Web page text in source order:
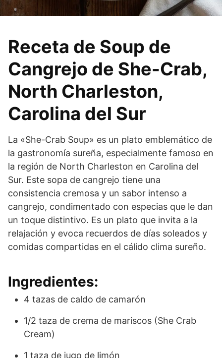
Receta de Soup de
Cangrejo de She-Crab,
North Charleston,
Carolina del Sur
La «She-Crab Soup» es un plato emblemático de
la gastronomía sureña, especialmente famoso en
la región de North Charleston en Carolina del
Sur. Este sopa de cangrejo tiene una
consistencia cremosa y un sabor intenso a
cangrejo, condimentado con especias que le dan
un toque distintivo. Es un plato que invita a la
relajación y evoca recuerdos de días soleados y
comidas compartidas en el cálido clima sureño.
Ingredientes:
4 tazas de caldo de camarón
1/2 taza de crema de mariscos (She Crab
Cream)
1 taza de jugo de limón